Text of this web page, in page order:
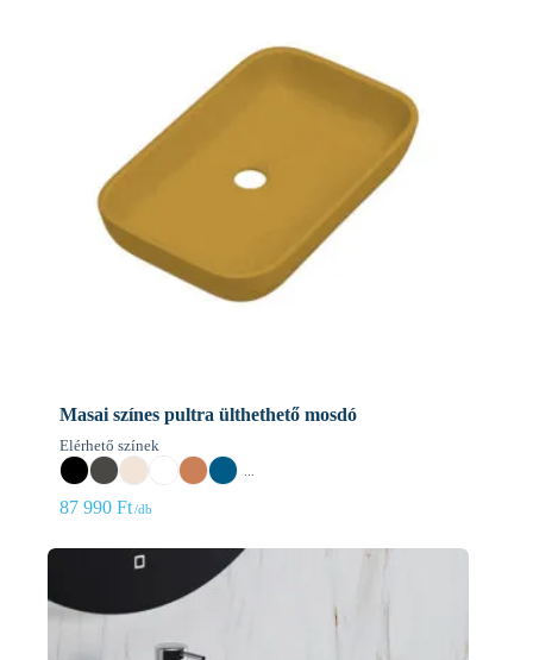
Masai színes pultra ülthethető mosdó
Elérhető színek
87 990 Ft